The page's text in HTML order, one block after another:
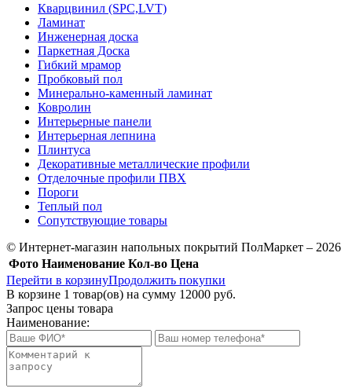
Кварцвинил (SPC,LVT)
Ламинат
Инженерная доска
Паркетная Доска
Гибкий мрамор
Пробковый пол
Минерально-каменный ламинат
Ковролин
Интерьерные панели
Интерьерная лепнина
Плинтуса
Декоративные металлические профили
Отделочные профили ПВХ
Пороги
Теплый пол
Сопутствующие товары
© Интернет-магазин напольных покрытий ПолМаркет – 2026
Фото Наименование Кол-во Цена
Перейти в корзинуПродолжить покупки
В корзине 1 товар(ов) на сумму 12000 руб.
Запрос цены товара
Наименование: